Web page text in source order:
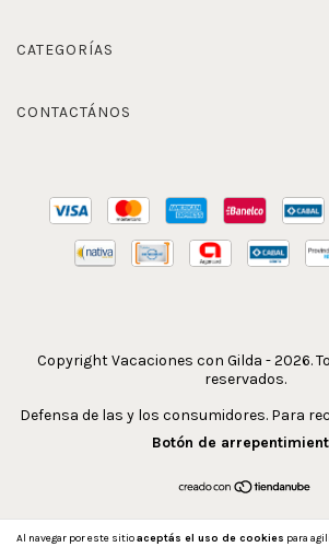
Al navegar por este sitioaceptás el uso de cookies para
CATEGORÍAS
CONTACTÁNOS
Copyright Vacaciones con Gilda - 2026.
reservados.
Defensa de las y los consumidores. Para
Botón de